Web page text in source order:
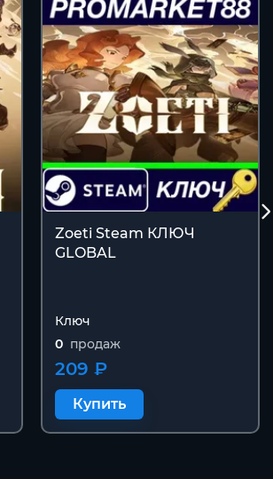
Zoeti Steam КЛЮЧ
GLOBAL
Ключ
0 продаж
209 ₽
Купить